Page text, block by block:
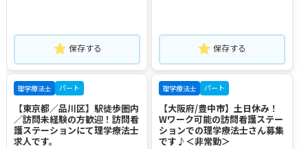
保存する 保存する
理学療法士 パート
【東京都／品川区】駅徒歩圏内
／訪問未経験の方歓迎！訪問看
護ステーションにて理学療法士
求人です。
理学療法士 パート
【大阪府/豊中市】土日休み！
Wワーク可能の訪問看護ステー
ションでの理学療法士さん募集
です♪＜非常勤＞